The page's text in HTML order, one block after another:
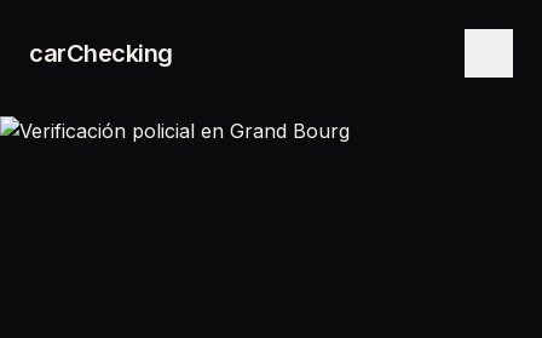
carChecking